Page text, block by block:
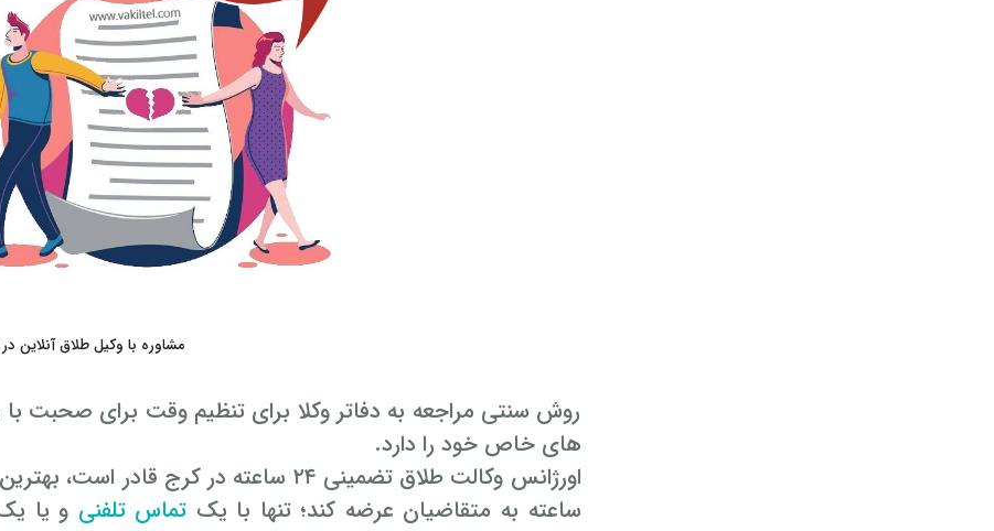
مشاوره با وکیل طلاق آنلاین
روش سنتی مراجعه به دفاتر وکلا برای تنظیم وقت برای صحبت با
های خاص خود را دارد.
اورژانس وکالت طلاق تضمینی ۲۴ ساعته در کرج قادر است، بهترین راهکارها را در قالب
ساعته به متقاضیان عرضه کند؛ تنها با یک تماس تلفنی و یا